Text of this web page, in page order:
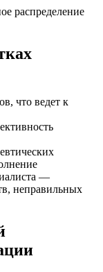
распределение
что ведет к
—
неправильных